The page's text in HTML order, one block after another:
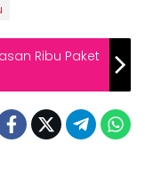
Ribu Paket